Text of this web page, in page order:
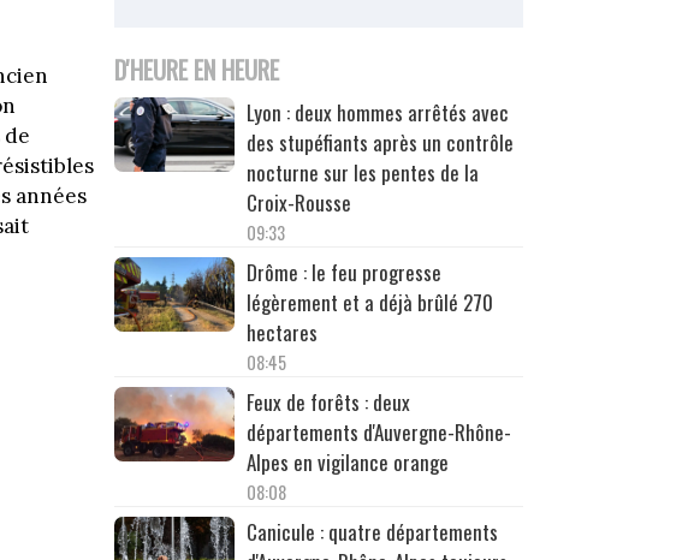
de
années
D'HEURE EN HEURE
Lyon : deux hommes arrêtés avec
des stupéfiants après un contrôle
nocturne sur les pentes de la
Croix-Rousse
09:33
Drôme : le feu progresse
légèrement et a déjà brûlé 270
hectares
08:45
Feux de forêts : deux
départements d'Auvergne-Rhône-
Alpes en vigilance orange
08:08
Canicule : quatre départements